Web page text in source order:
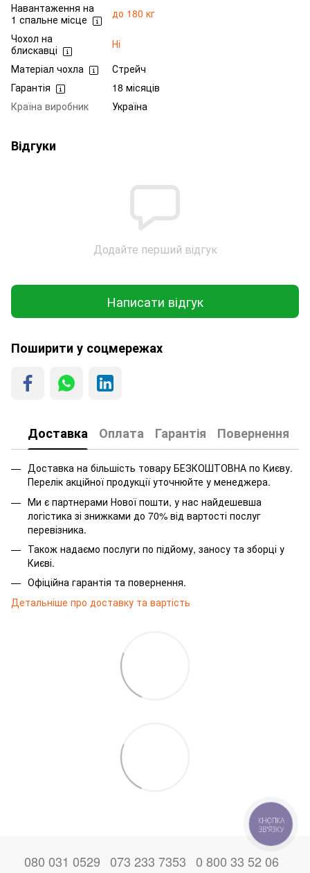
Навантаження на
1 спальне місце
до 180 кг
Чохол на
блискавці
Ні
Матеріал чохла
Стрейч
Гарантія
18 місяців
Країна виробник
Україна
Відгуки
Додайте перший відгук
Написати відгук
Поширити у соцмережах
Доставка Оплата Гарантія Повернення
Доставка на більшість товару БЕЗКОШТОВНА по Києву.
Перелік акційної продукції уточнюйте у менеджера.
Ми є партнерами Нової пошти, у нас найдешевша
логістика зі знижками до 70% від вартості послуг
перевізника.
Також надаємо послуги по підйому, заносу та зборці у
Києві.
Офіційна гарантія та повернення.
Детальніше про доставку та вартість
080 031 0529 073 233 7353 0 800 33 52 06
КНОПКА
ЗВ'ЯЗКУ